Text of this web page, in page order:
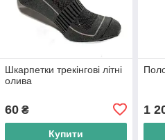
Шкарпетки трекінгові літні
олива
60₴
Купити
1